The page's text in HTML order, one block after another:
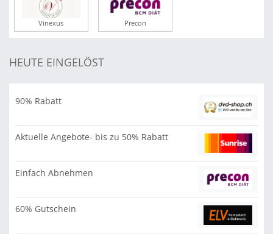
Vinexus Precon
HEUTE EINGELÖST
90% Rabatt
Aktuelle Angebote- bis zu 50% Rabatt
Einfach Abnehmen
60% Gutschein